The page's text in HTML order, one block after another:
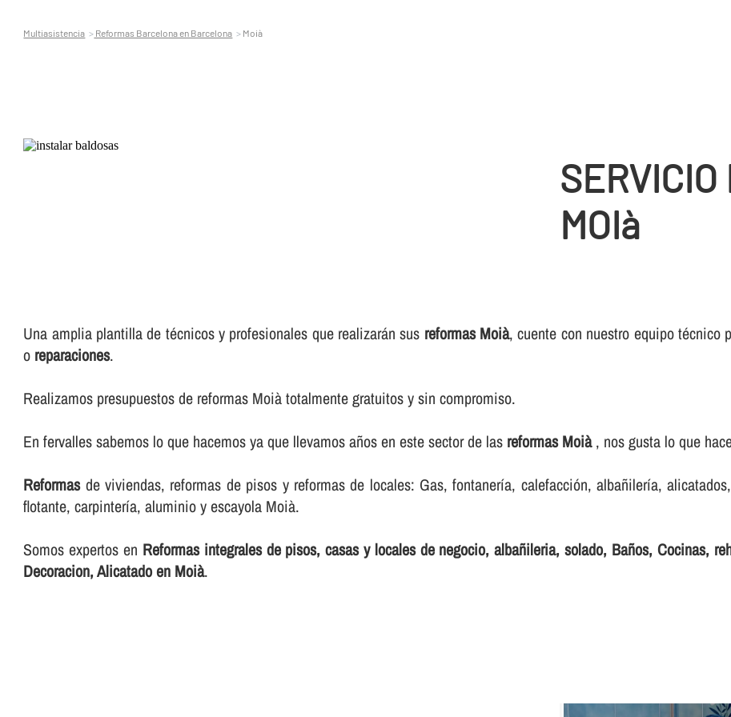
Multiasistencia Reformas Barcelona en Barcelona Moià
SERVICIO
MOIà
Una amplia plantilla de técnicos y profesionales que realizarán sus reformas Moià, cuente con nuestro equipo técnico
o reparaciones.
Realizamos presupuestos de reformas Moià totalmente gratuitos y sin compromiso.
En fervalles sabemos lo que hacemos ya que llevamos años en este sector de las reformas Moià, nos gusta lo que
Reformasde viviendas, reformas de pisos y reformas de locales: Gas, fontanerí­a, calefacción, albañilerí­a,
flotante, carpinterí­a, aluminio y escayola Moià.
Somos expertos en Reformas integrales de pisos, casas y locales de negocio, albañileria, solado, Baños, Cocinas,
Decoracion, Alicatado en Moià.